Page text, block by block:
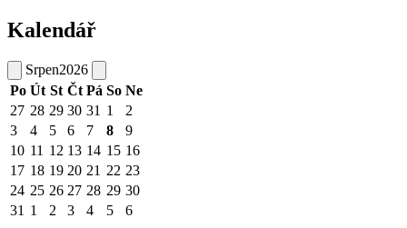
Kalendář
Srpen2026
Po Út St Čt Pá So Ne
27 28 29 30 31 1
2
3
4 5 6 7 8
9
10 11 12 13 14 15 16
17 18 19 20 21 22 23
24 25 26 27 28 29 30
31 1 2 3 4 5 6